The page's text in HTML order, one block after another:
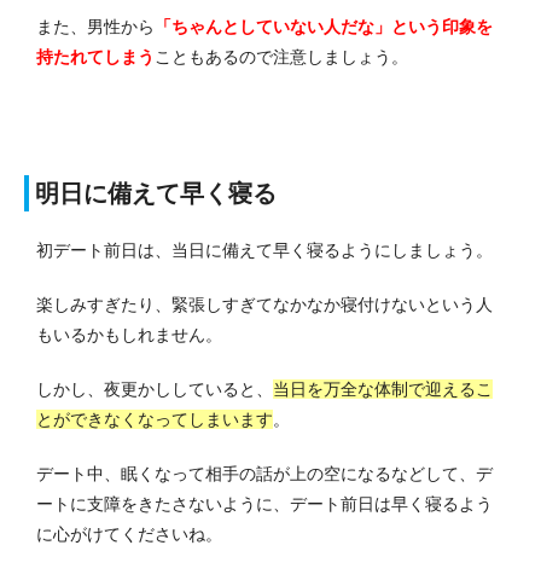
また、男性から
「ちゃんとしていない人だな」という印象を
持たれてしまう こともあるので注意しましょう。
明日に備えて早く寝る
初デート前日は、当日に備えて早く寝るようにしましょう。
楽しみすぎたり、緊張しすぎてなかなか寝付けないという人
もいるかもしれません。
しかし、夜更かししていると、 当日を万全な体制で迎えるこ
とができなくなってしまいます。
デート中、眠くなって相手の話が上の空になるなどして、デ
ートに支障をきたさないように、デート前日は早く寝るよう
に心がけてくださいね。